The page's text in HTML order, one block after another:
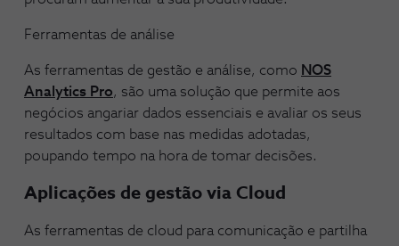
Ferramentas de análise
As ferramentas de gestão e análise, como NOS
Analytics Pro, são uma solução que permite aos
negócios angariar dados essenciais e avaliar os seus
resultados com base nas medidas adotadas,
poupando tempo na hora de tomar decisões.
Aplicações de gestão via Cloud
As ferramentas de cloud para comunicação e partilha